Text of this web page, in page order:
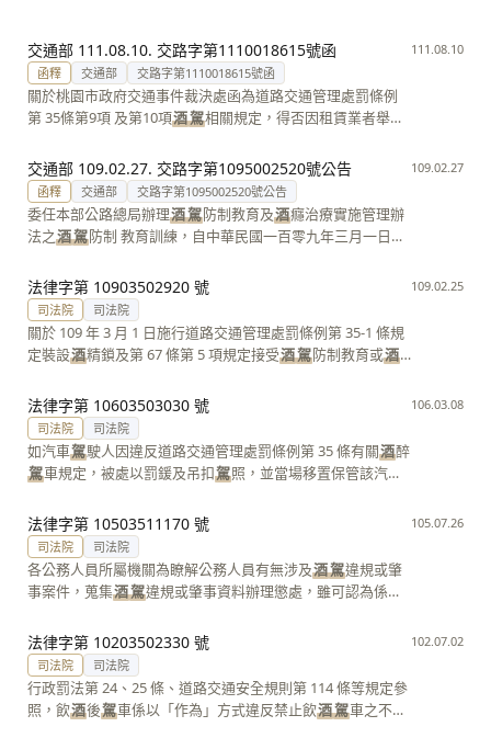
交通部 111.08.10. 交路字第1110018615號函
函釋 交通部 交路字第1110018615號函
關於桃園市政府交通事件裁決處函為道路交通管理處罰條例
第 35條第9項 及第10項酒駕相關規定，得否因租賃業者舉證
111.08.10
交通部 109.02.27. 交路字第1095002520號公告
函釋 交通部 交路字第1095002520號公告
委任本部公路總局辦理酒駕防制教育及酒癮治療實施管理辦
法之酒駕防制 教育訓練，自中華民國一百零九年三月一日生
109.02.27
法律字第 10903502920 號
司法院 司法院
關於 109 年 3 月 1 日施行道路交通管理處罰條例第 35-1 條規
定裝設酒 精鎖及第 67 條第 5 項規定接受酒駕防制教育或酒
疑義
109.02.25
法律字第 10603503030 號
司法院 司法院
如汽車駕駛人因違反道路交通管理處罰條例第 35 條有關酒醉
駕車規定，被處以罰鍰及吊扣駕照，並當場移置保管該汽
者再次開車上路危害用路人交通安全，故並非屬行政罰，即
無行政罰法適用，自亦無同法第 7 條規定「非出於故意或過
失者不予處罰」適用
106.03.08
法律字第 10503511170 號
司法院 司法院
各公務人員所屬機關為瞭解公務人員有無涉及酒駕違規或肇
事案件，蒐集酒駕違規或肇事資料辦理懲處，雖可認為係基
法定職務似為公務員所屬機關職務，且該法定職務應僅使公
務員所屬機關得請求特定公務員
酒駕肇事人員身分證字號並不限於公務人員，恐有違比例原
則
105.07.26
法律字第 10203502330 號
司法院 司法院
行政罰法第 24、25 條、道路交通安全規則第 114 條等規定參
照，飲酒後駕車係以「作為」方式違反禁止飲酒駕車之不作
102.07.02